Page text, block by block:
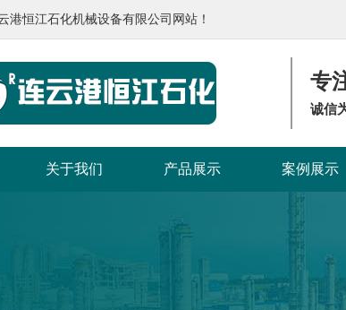
港恒江石化机械设备有限公司网站！
专
诚信
关于我们 产品展示 案例展示